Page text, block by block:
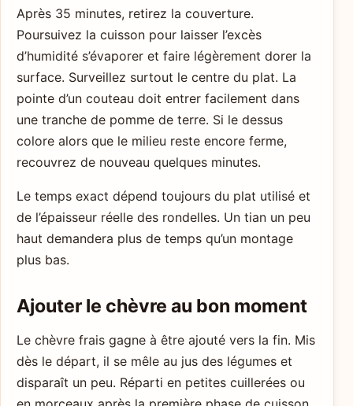
Après 35 minutes, retirez la couverture.
Poursuivez la cuisson pour laisser l’excès
d’humidité s’évaporer et faire légèrement dorer la
surface. Surveillez surtout le centre du plat. La
pointe d’un couteau doit entrer facilement dans
une tranche de pomme de terre. Si le dessus
colore alors que le milieu reste encore ferme,
recouvrez de nouveau quelques minutes.
Le temps exact dépend toujours du plat utilisé et
de l’épaisseur réelle des rondelles. Un tian un peu
haut demandera plus de temps qu’un montage
plus bas.
Ajouter le chèvre au bon moment
Le chèvre frais gagne à être ajouté vers la fin. Mis
dès le départ, il se mêle au jus des légumes et
disparaît un peu. Réparti en petites cuillerées ou